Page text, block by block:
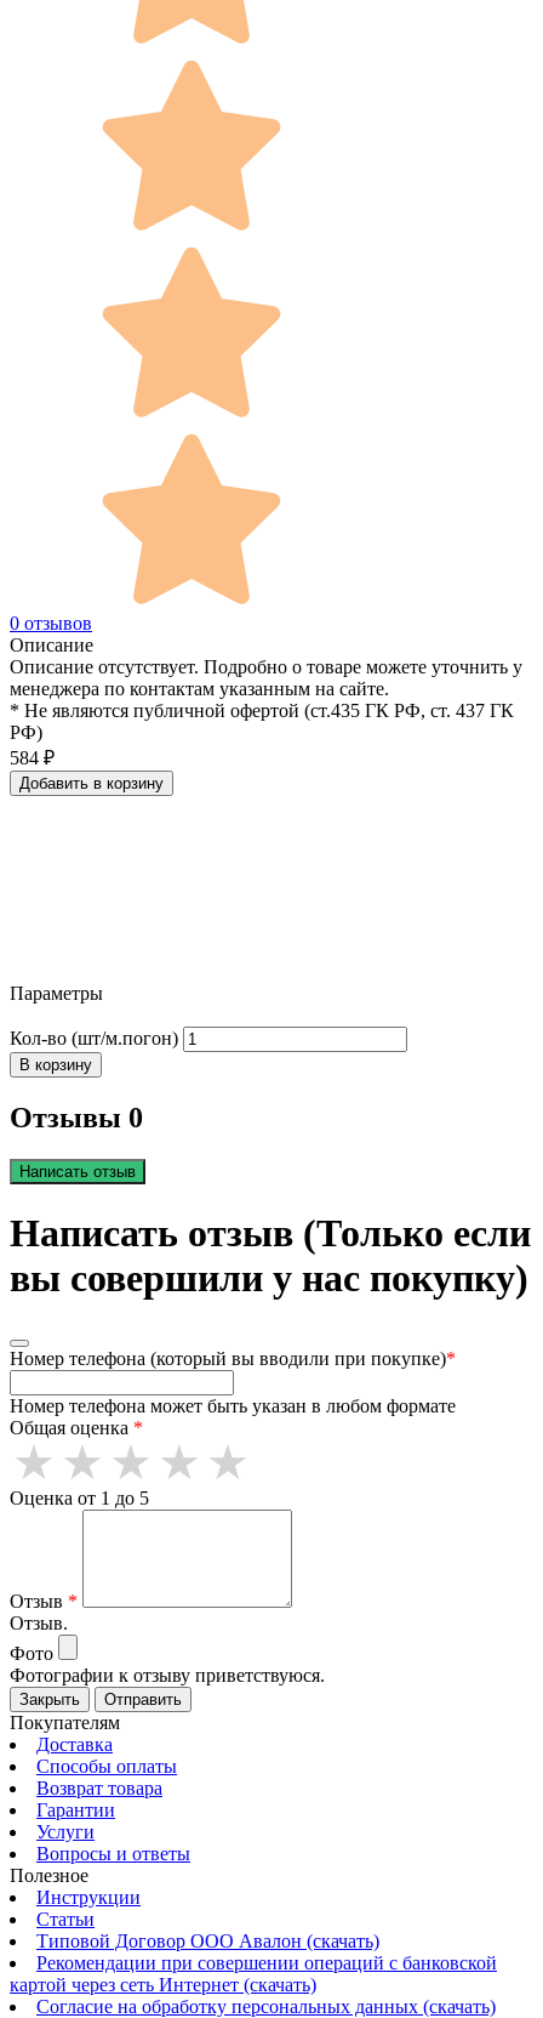
0 отзывов
Описание
Описание отсутствует. Подробно о товаре можете уточнить у
менеджера по контактам указанным на сайте.
* Не являются публичной офертой (ст.435 ГК РФ, cт. 437 ГК
РФ)
584 ₽
Добавить в корзину
Параметры
Кол-во (шт/м.погон)
В корзину
Отзывы 0
Написать отзыв
Написать отзыв (Только если
вы совершили у нас покупку)
Номер телефона (который вы вводили при покупке)*
Номер телефона может быть указан в любом формате
Общая оценка *
Оценка от 1 до 5
Отзыв *
Отзыв.
Фото
Фотографии к отзыву приветствуюся.
Закрыть Отправить
Покупателям
Доставка
Способы оплаты
Возврат товара
Гарантии
Услуги
Вопросы и ответы
Полезное
Инструкции
Статьи
Типовой Договор ООО Авалон (скачать)
Рекомендации при совершении операций с банковской
картой через сеть Интернет (скачать)
Согласие на обработку персональных данных (скачать)